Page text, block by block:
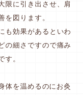
限に引き出させ、肩
を図ります。
も効果があるといわ
の細さですので痛み
す。
体を温めるのにお灸